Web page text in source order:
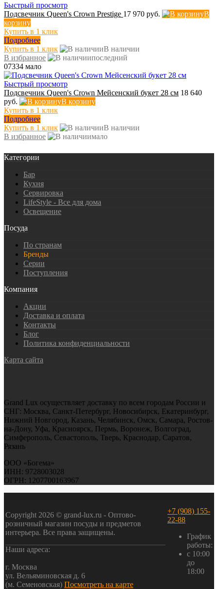
Быстрый просмотр
Подсвечник Queen's Crown Prestige 17 970 руб.
В
корзину
Купить в 1 клик
Подробнее
Купить в 1 клик
В наличии
В избранное
последний
07334 мало
Быстрый просмотр
Подсвечник Queen's Crown Мейсенский букет 28 см 18 640
руб.
В корзину
Купить в 1 клик
Подробнее
Купить в 1 клик
В наличии
В избранное
мало
Категории
Бар
Кухня
Сервировка
LifeStyle - Все для дома
Освещение
Посуда
По странам
Бренды
Серии
Поступления
Компания
Акции
Доставка и оплата
Контакты
Блог
Политика конфиденциальности
Карта сайта
Grand Lux осуществляет доставку по всем городам России и
СНГ: Москва, Санкт-Петербург, Новосибирск, Екатеринбург,
Нижний Новгород, Казань, Челябинск, Омск, Самара, Ростов-
на-Дону, Уфа, Красноярск, Пермь, Воронеж, Волгоград,
Симферополь, Севастополь, Тверь, Краснодар, Саратов,
Рязань
ООО «Богема»
ИНН: 9728003028
ОГРН: 1207700163967
Copyright 2026 © grand-lux.ru - Оптово-
розничный магазин посуды и предметов
интерьера. Все права защищены.
Наши адреса:
г. Москва
ул. Вельяминовская д. 6
(м. Семеновская) Посмотреть на карте
+7 (908) 155-
22-88
График
работы:
с 10:00
до
18:00